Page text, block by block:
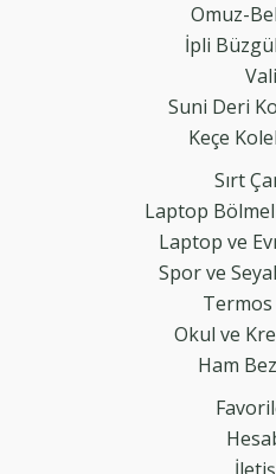
Omuz-
İpli
Suni Deri
Keçe
Sırt
Laptop
Laptop ve
Spor ve
Termos
Okul ve
Ham